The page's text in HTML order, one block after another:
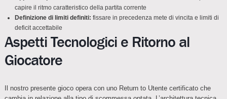
capire il ritmo caratteristico della partita corrente
Definizione di limiti definiti: fissare in precedenza mete di vincita e limiti di
deficit accettabile
Aspetti Tecnologici e Ritorno al
Giocatore
Il nostro presente gioco opera con uno Return to Utente certificato che